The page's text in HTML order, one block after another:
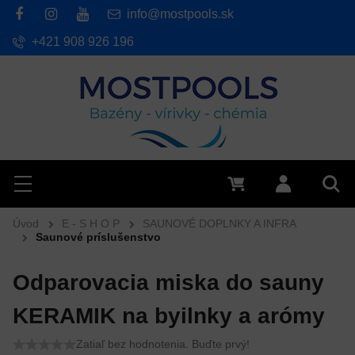
Hľadať
Menu Prihlásiť
info@mostpools.sk
+421 908 926 196
Úvod E - S H O P
SAUNOVÉ DOPLNKY A INFRA
Saunové príslušenstvo
Odparovacia miska do sauny
KERAMIK na byilnky a arómy
Zatiaľ bez hodnotenia. Buďte prvý!